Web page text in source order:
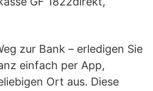
zur Bank – erledigen Sie
einfach per App,
Ort aus. Diese